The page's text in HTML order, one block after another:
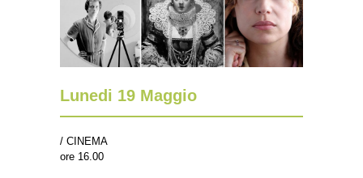
Lunedi 19 Maggio
/ CINEMA
ore 16.00